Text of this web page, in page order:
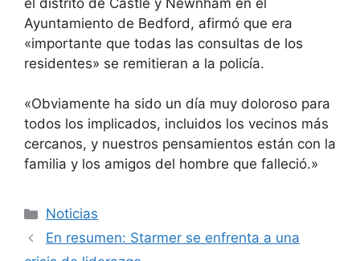
Ayuntamiento de Bedford, afirmó que era
«importante que todas las consultas de los
residentes» se remitieran a la policía.
«Obviamente ha sido un día muy doloroso para
todos los implicados, incluidos los vecinos más
cercanos, y nuestros pensamientos están con la
familia y los amigos del hombre que falleció.»
Categorías
Noticias
En resumen: Starmer se enfrenta a una